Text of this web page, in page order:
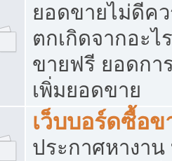
ยอดขายไม่ดีค
ตกเกิดจากอะไ
ขายฟรี ยอดกา
เพิ่มยอดขาย
เว็บบอร์ดซื้อข
ประกาศหางาน